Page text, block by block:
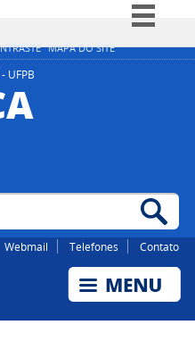
MAPA DO SITE
Simplifique!
UFPB
Webmail Telefones Contato